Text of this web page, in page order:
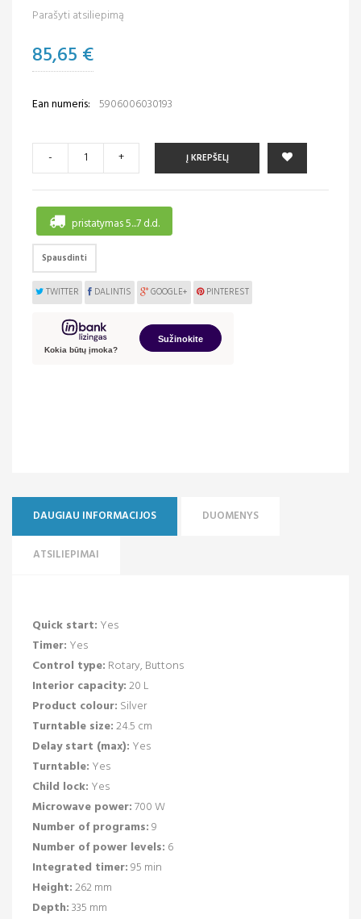
Parašyti atsiliepimą
85,65 €
Ean numeris: 5906006030193
- + Į KREPŠELĮ
pristatymas 5...7 d.d.
Spausdinti
TWITTER DALINTIS GOOGLE+ PINTEREST
DAUGIAU INFORMACIJOS DUOMENYS
ATSILIEPIMAI
Quick start: Yes
Timer: Yes
Control type: Rotary, Buttons
Interior capacity:20 L
Product colour: Silver
Turntable size:24.5 cm
Delay start (max): Yes
Turntable: Yes
Child lock: Yes
Microwave power:700 W
Number of programs:9
Number of power levels: 6
Integrated timer:95 min
Height:262 mm
Depth:335 mm